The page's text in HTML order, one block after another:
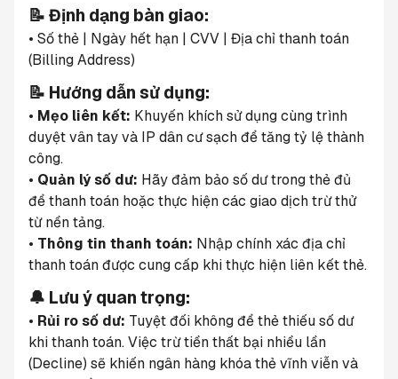
📝 Định dạng bàn giao:
• Số thẻ | Ngày hết hạn | CVV | Địa chỉ thanh toán
(Billing Address)
📝 Hướng dẫn sử dụng:
• Mẹo liên kết: Khuyến khích sử dụng cùng trình
duyệt vân tay và IP dân cư sạch để tăng tỷ lệ thành
công.
• Quản lý số dư: Hãy đảm bảo số dư trong thẻ đủ
để thanh toán hoặc thực hiện các giao dịch trừ thử
từ nền tảng.
• Thông tin thanh toán: Nhập chính xác địa chỉ
thanh toán được cung cấp khi thực hiện liên kết thẻ.
🔔 Lưu ý quan trọng:
• Rủi ro số dư: Tuyệt đối không để thẻ thiếu số dư
khi thanh toán. Việc trừ tiền thất bại nhiều lần
(Decline) sẽ khiến ngân hàng khóa thẻ vĩnh viễn và